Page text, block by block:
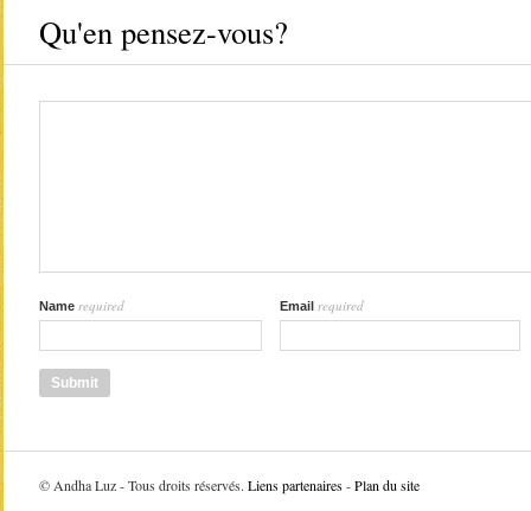
Qu'en pensez-vous?
Name required Email required
© Andha Luz - Tous droits réservés. Liens partenaires-Plan du site